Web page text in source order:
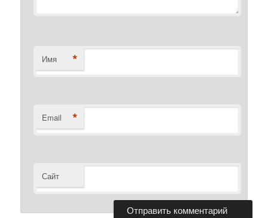
Имя *
Email *
Сайт